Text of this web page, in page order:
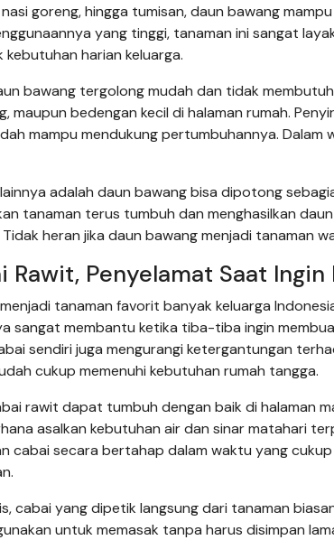
goreng, hingga tumisan, daun bawang
yang tinggi, tanaman ini sangat
harian keluarga.
bawang tergolong mudah dan tidak
maupun bedengan kecil di halaman rumah.
mampu mendukung pertumbuhannya.
adalah daun bawang bisa dipotong
tanaman terus tumbuh dan menghasilkan
heran jika daun bawang menjadi tanaman
Rawit, Penyelamat Saat Ingin
tanaman favorit banyak keluarga
sangat membantu ketika tiba-tiba ingin
sendiri juga mengurangi ketergantungan
cukup memenuhi kebutuhan rumah tangga.
rawit dapat tumbuh dengan baik di halaman
asalkan kebutuhan air dan sinar matahari
cabai secara bertahap dalam waktu yang
cabai yang dipetik langsung dari tanaman
untuk memasak tanpa harus disimpan